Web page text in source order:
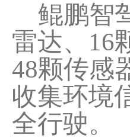
鲲鹏智
雷达、16
48颗传感
收集环境
全行驶。